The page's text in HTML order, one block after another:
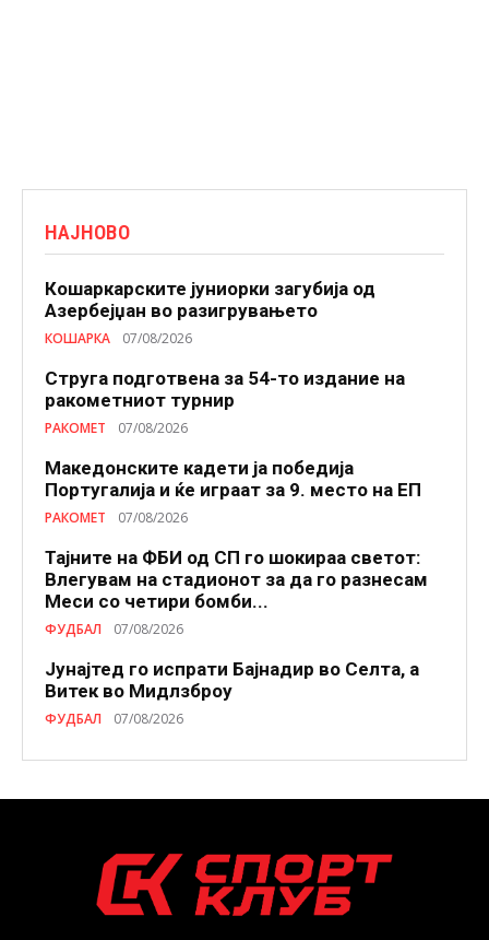
НАЈНОВО
Кошаркарските јуниорки загубија од
Азербејџан во разигрувањето
КОШАРКА 07/08/2026
Струга подготвена за 54-то издание на
ракометниот турнир
РАКОМЕТ 07/08/2026
Македонските кадети ја победија
Португалија и ќе играат за 9. место на ЕП
РАКОМЕТ 07/08/2026
Тајните на ФБИ од СП го шокираа светот:
Влегувам на стадионот за да го разнесам
Меси со четири бомби...
ФУДБАЛ 07/08/2026
Јунајтед го испрати Бајнадир во Селта, а
Витек во Мидлзброу
ФУДБАЛ 07/08/2026